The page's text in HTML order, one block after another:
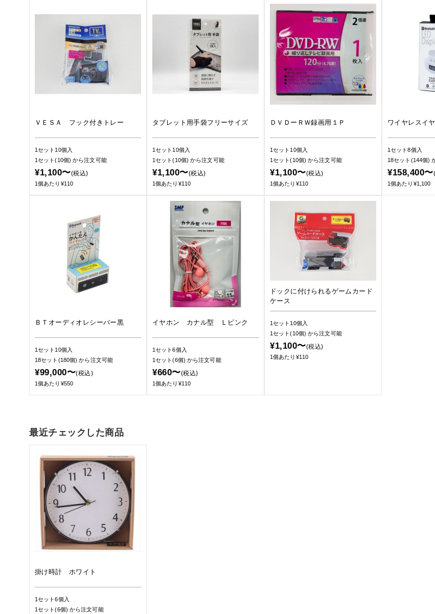
ＶＥＳＡ フック付きトレー
1セット10個入
1セット(10個)から注文可能
¥1,100〜(税込)
1個あたり¥110
タブレット用手袋フリーサイズ
1セット10個入
1セット(10個)から注文可能
¥1,100〜(税込)
1個あたり¥110
ＤＶＤーＲＷ録画用１Ｐ
1セット10個入
1セット(10個)から注文可能
¥1,100〜(税込)
1個あたり¥110
ワイヤレスイ
1セット8個入
18セット(144個)
¥158,400〜
1個あたり¥1,100
ＢＴオーディオレシーバー黒
1セット10個入
18セット(180個)から注文可能
¥99,000〜(税込)
1個あたり¥550
イヤホン カナル型 Ｌピンク
1セット6個入
1セット(6個) から注文可能
¥660〜(税込)
1個あたり¥110
ドックに付けられるゲームカード
ケース
1セット10個入
1セット(10個)から注文可能
¥1,100〜(税込)
1個あたり¥110
最近チェックした商品
掛け時計 ホワイト
1セット6個入
1セット(6個) から注文可能